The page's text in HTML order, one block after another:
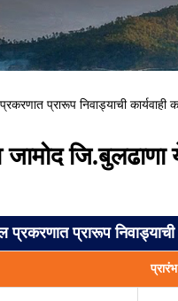
प्रारूप निवाड्याची कार्यवाही
जि.बुलढाणा
प्रारूप निवाड्याची